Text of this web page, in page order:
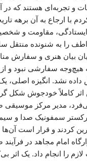
و تجربه‌ای هستند که در
با ارجاع به آن برهه
مقاومت و
را به شنونده منتقل
بیان هنری و سفارش
هیچ‌وجه سفارشی نبود و
نشد. انگیزه اصلی،
کاملاً خودجوش شکل
مدیر مرکز موسیقی
سمفونیک صدا و
کردند و قرار است
امام مجاهد در
را انجام داد. یک اثر